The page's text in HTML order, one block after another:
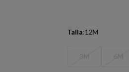
Talla:12M